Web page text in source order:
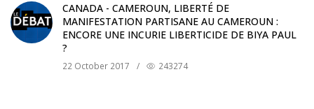
CANADA - CAMEROUN, LIBERTÉ DE
MANIFESTATION PARTISANE AU CAMEROUN :
ENCORE UNE INCURIE LIBERTICIDE DE BIYA PAUL
?
22 October 2017 / 243274